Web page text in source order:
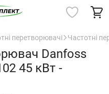
перетворювачі Частотні
Danfoss
45 кВт -